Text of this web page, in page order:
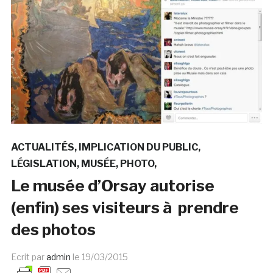
ACTUALITÉS IMPLICATION DU PUBLIC
LÉGISLATION MUSÉE PHOTO
Le musée d’Orsay autorise
(enfin) ses visiteurs à prendre
des photos
Ecrit paradmin le 19/03/2015